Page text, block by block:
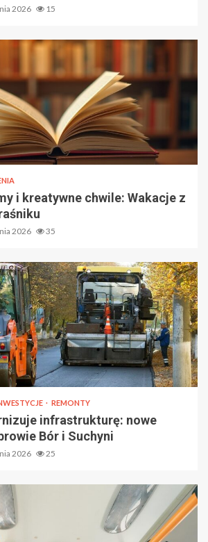
2026 15
i kreatywne chwile: Wakacje z
2026 35
REMONTY
infrastrukturę: nowe
Bór i Suchyni
2026 25